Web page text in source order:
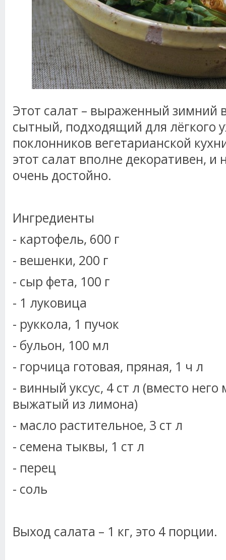
Этот салат – выраженный зимний
сытный, подходящий для лёгкого
поклонников вегетарианской
этот салат вполне декоративен, и
очень достойно.
Ингредиенты
- картофель, 600 г
- вешенки, 200 г
- сыр фета, 100 г
- 1 луковица
- руккола, 1 пучок
- бульон, 100 мл
- горчица готовая, пряная, 1 ч л
- винный уксус, 4 ст л (вместо него
выжатый из лимона)
- масло растительное, 3 ст л
- семена тыквы, 1 ст л
- перец
- соль
Выход салата – 1 кг, это 4 порции.